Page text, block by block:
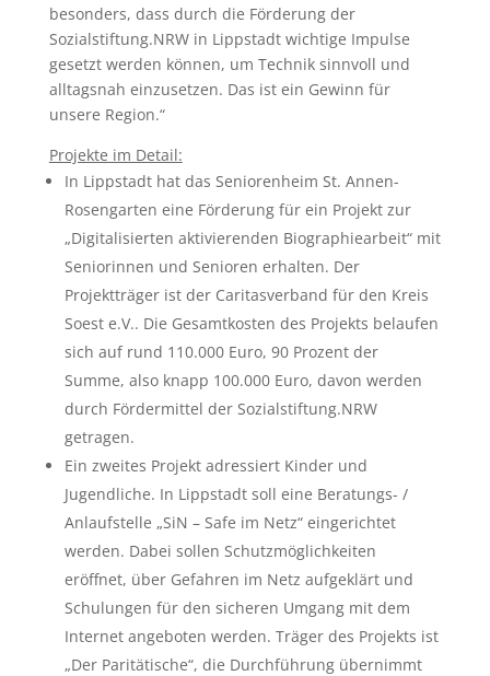
besonders, dass durch die Förderung der
Sozialstiftung.NRW in Lippstadt wichtige Impulse
gesetzt werden können, um Technik sinnvoll und
alltagsnah einzusetzen. Das ist ein Gewinn für
unsere Region.“
Projekte im Detail:
In Lippstadt hat das Seniorenheim St. Annen-
Rosengarten eine Förderung für ein Projekt zur
„Digitalisierten aktivierenden Biographiearbeit“ mit
Seniorinnen und Senioren erhalten. Der
Projektträger ist der Caritasverband für den Kreis
Soest e.V.. Die Gesamtkosten des Projekts belaufen
sich auf rund 110.000 Euro, 90 Prozent der
Summe, also knapp 100.000 Euro, davon werden
durch Fördermittel der Sozialstiftung.NRW
getragen.
Ein zweites Projekt adressiert Kinder und
Jugendliche. In Lippstadt soll eine Beratungs- /
Anlaufstelle „SiN – Safe im Netz“ eingerichtet
werden. Dabei sollen Schutzmöglichkeiten
eröffnet, über Gefahren im Netz aufgeklärt und
Schulungen für den sicheren Umgang mit dem
Internet angeboten werden. Träger des Projekts ist
„Der Paritätische“, die Durchführung übernimmt